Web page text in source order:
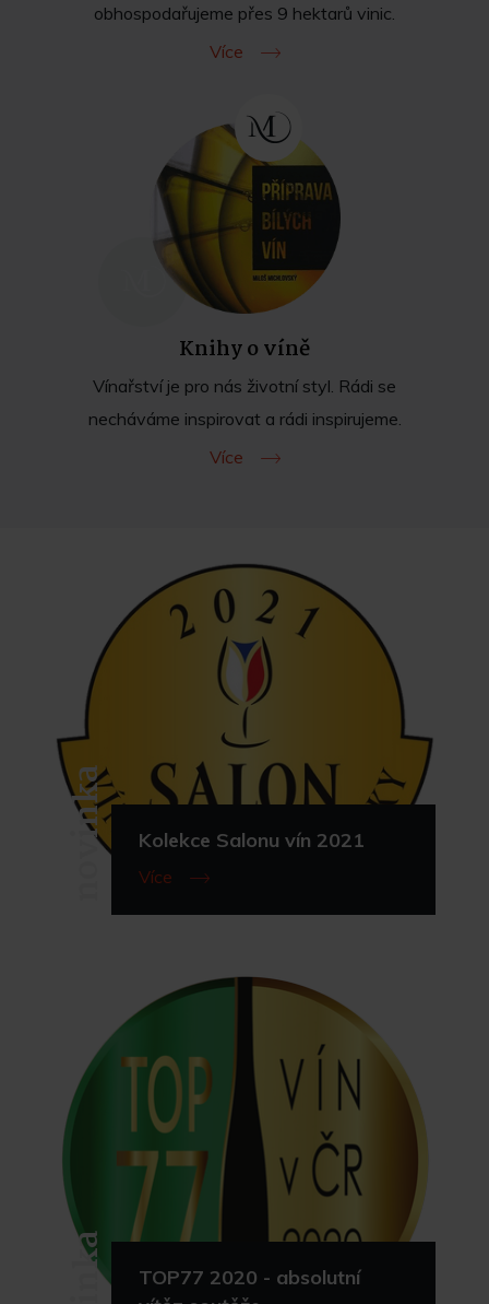
obhospodařujeme přes 9 hektarů vinic.
Více
Knihy o víně
Vínařství je pro nás životní styl. Rádi se
necháváme inspirovat a rádi inspirujeme.
Více
Kolekce Salonu vín 2021
novinka Více
TOP77 2020 - absolutní